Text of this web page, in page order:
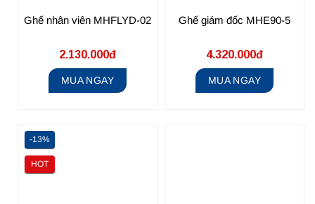
Ghế nhân viên MHFLYD-02
2.130.000đ
MUA NGAY
Ghế giám đốc MHE90-5
4.320.000đ
MUA NGAY
-13%
HOT